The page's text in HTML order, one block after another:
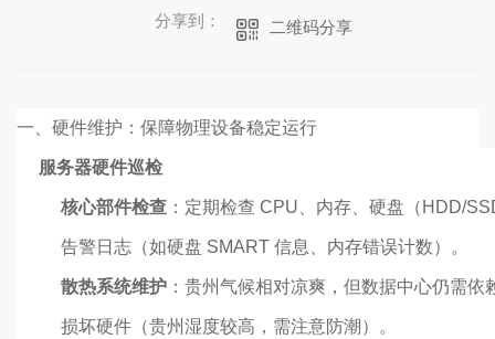
分享到：
二维码分享
一、硬件维护：保障物理设备稳定运行
服务器硬件巡检
核心部件检查 ：定期检查 CPU、内存、硬盘（HDD/
告警日志（如硬盘 SMART 信息、内存错误计数）。
散热系统维护 ：贵州气候相对凉爽，但数据中心仍需
损坏硬件（贵州湿度较高，需注意防潮）。